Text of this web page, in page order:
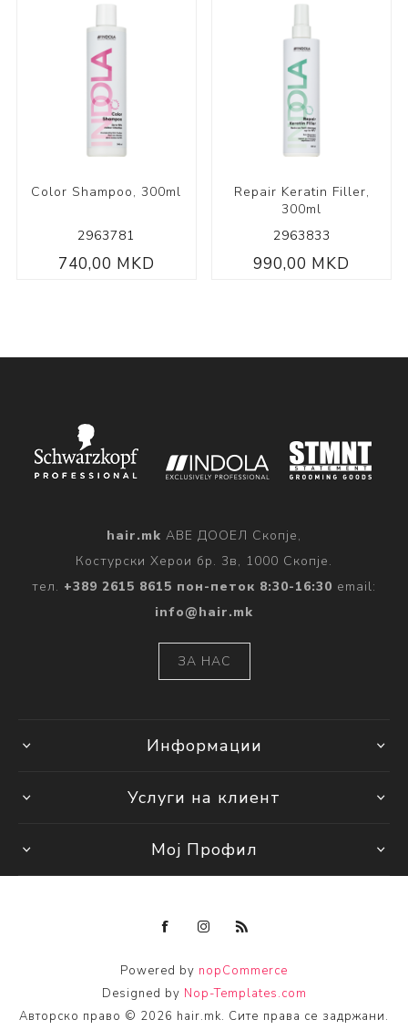
Color Shampoo, 300ml
2963781
740,00 MKD
Repair Keratin Filler,
300ml
2963833
990,00 MKD
hair.mk АВЕ ДООЕЛ Скопје,
Костурски Херои бр. 3в, 1000 Скопје.
тел. +389 2615 8615 пон-петок 8:30-16:30 email:
info@hair.mk
ЗА НАС
Информации
Услуги на клиент
Мој Профил
Powered by nopCommerce
Designed by Nop-Templates.com
Авторско право © 2026 hair.mk. Сите права се задржани.